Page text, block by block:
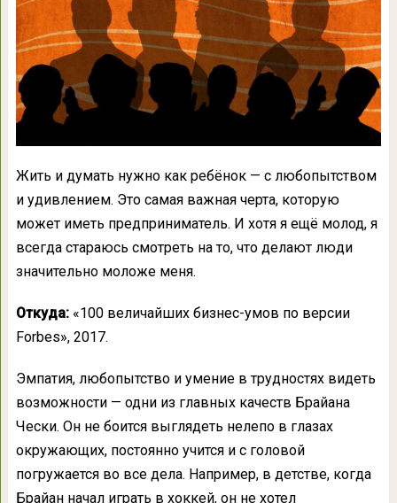
Жить и думать нужно как ребёнок — с любопытством
и удивлением. Это самая важная черта, которую
может иметь предприниматель. И хотя я ещё молод, я
всегда стараюсь смотреть на то, что делают люди
значительно моложе меня.
Откуда: «100 величайших бизнес-умов по версии
Forbes», 2017.
Эмпатия, любопытство и умение в трудностях видеть
возможности — одни из главных качеств Брайана
Чески. Он не боится выглядеть нелепо в глазах
окружающих, постоянно учится и с головой
погружается во все дела. Например, в детстве, когда
Брайан начал играть в хоккей, он не хотел